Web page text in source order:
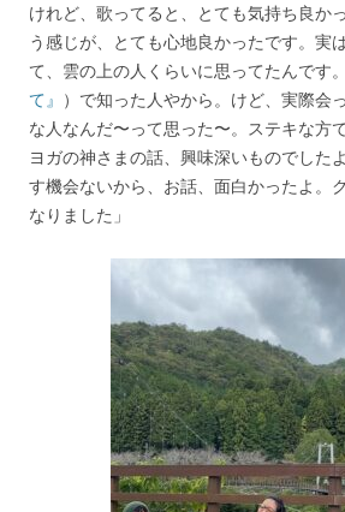
けれど、歌ってると、とても気持ち良か
う感じが、とても心地良かったです。実
て、雲の上の人くらいに思ってたんです
て』 ）で知った人やから。けど、実際会
な人なんだ〜って思った〜。ステキな方で
ヨガの神さまの話、興味深いものでした
す機会ないから、お話、面白かったよ。
なりました」